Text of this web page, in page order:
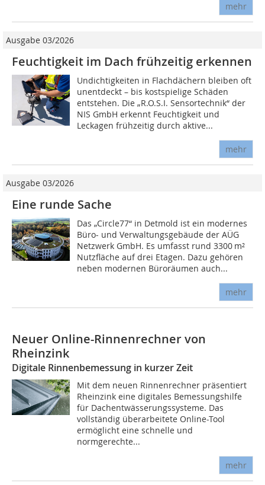
mehr
Ausgabe 03/2026
Feuchtigkeit im Dach frühzeitig erkennen
Undichtigkeiten in Flachdächern bleiben oft
unentdeckt – bis kostspielige Schäden
entstehen. Die „R.O.S.I. Sensortechnik“ der
NIS GmbH erkennt Feuchtigkeit und
Leckagen frühzeitig durch aktive...
mehr
Ausgabe 03/2026
Eine runde Sache
Das „Circle77“ in Detmold ist ein modernes
Büro- und Verwaltungsgebäude der AÜG
Netzwerk GmbH. Es umfasst rund 3300 m²
Nutzfläche auf drei Etagen. Dazu gehören
neben modernen Büroräumen auch...
mehr
Neuer Online-Rinnenrechner von
Rheinzink
Digitale Rinnenbemessung in kurzer Zeit
Mit dem neuen Rinnenrechner präsentiert
Rheinzink eine digitales Bemessungshilfe
für Dachentwässerungssysteme. Das
vollständig überarbeitete Online-Tool
ermöglicht eine schnelle und
normgerechte...
mehr